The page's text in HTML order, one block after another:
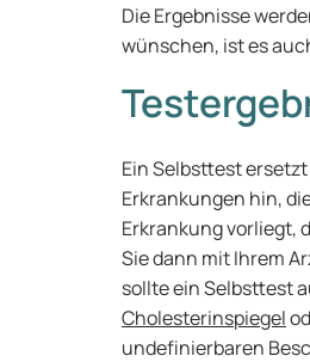
Die Ergebnisse
wünschen, ist es
Ein Selbsttest
Erkrankungen hin,
Erkrankung vorliegt,
Sie dann mit Ihrem
sollte ein Selbsttest
Cholesterinspiegel
undefinierbaren